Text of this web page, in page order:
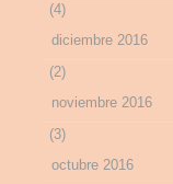
(4)
diciembre 2016
(2)
noviembre 2016
(3)
octubre 2016